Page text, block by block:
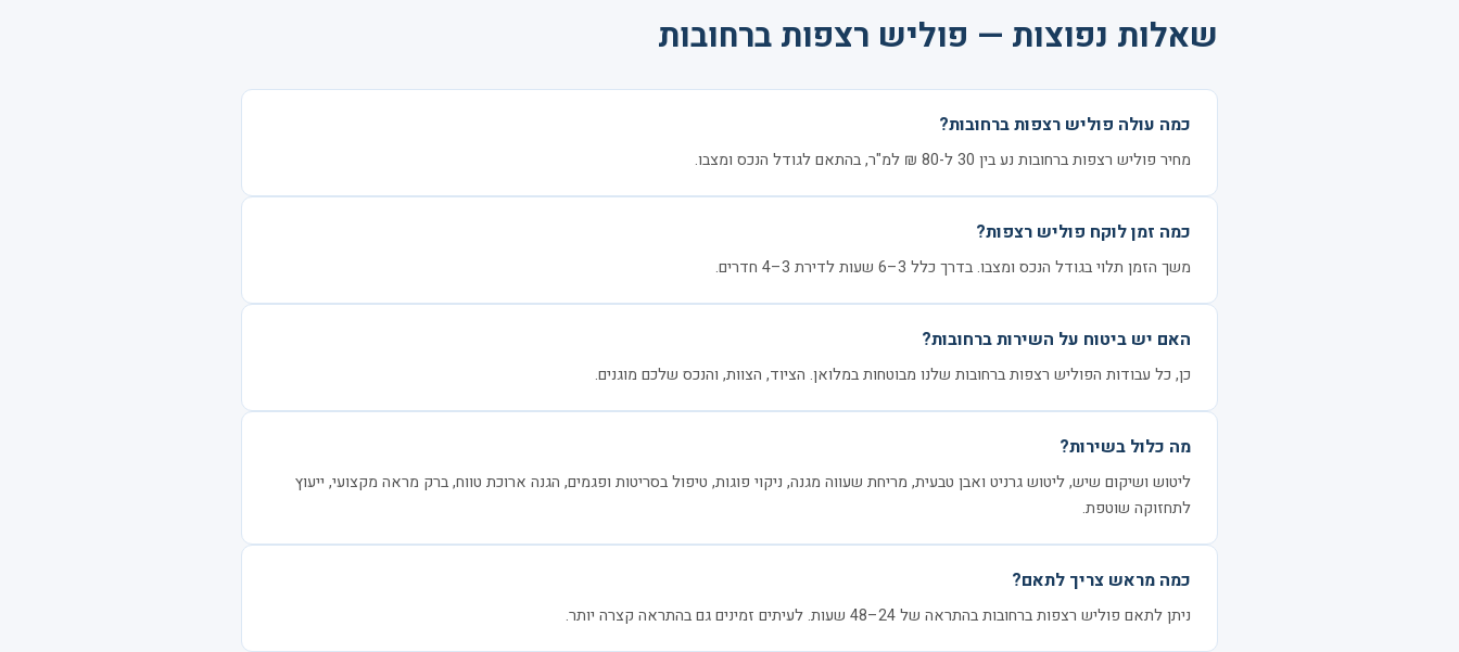
שאלות נפוצות — פוליש רצפות ברחובות
כמה עולה פוליש רצפות ברחובות?
מחיר פוליש רצפות ברחובות נע בין 30 ל-80 ₪ למ"ר, בהתאם לגודל הנכס ומצבו.
כמה זמן לוקח פוליש רצפות?
משך הזמן תלוי בגודל הנכס ומצבו. בדרך כלל 3–6 שעות לדירת 3–4 חדרים.
האם יש ביטוח על השירות ברחובות?
כן, כל עבודות הפוליש רצפות ברחובות שלנו מבוטחות במלואן. הציוד, הצוות, והנכס שלכם מוגנים.
מה כלול בשירות?
ליטוש ושיקום שיש, ליטוש גרניט ואבן טבעית, מריחת שעווה מגנה, ניקוי פוגות, טיפול בסריטות ופגמים, הגנה ארוכת טווח, ברק מראה מקצועי, ייעוץ
לתחזוקה שוטפת.
כמה מראש צריך לתאם?
ניתן לתאם פוליש רצפות ברחובות בהתראה של 24–48 שעות. לעיתים זמינים גם בהתראה קצרה יותר.